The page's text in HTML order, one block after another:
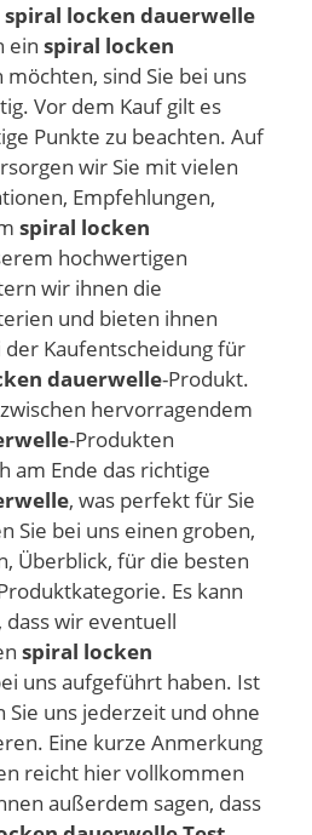
spiral locken dauerwelle
ein spiral locken
möchten, sind Sie bei uns
Vor dem Kauf gilt es
Punkte zu beachten. Auf
wir Sie mit vielen
Empfehlungen,
spiral locken
hochwertigen
wir ihnen die
und bieten ihnen
Kaufentscheidung für
dauerwelle-Produkt.
hervorragendem
-Produkten
am Ende das richtige
, was perfekt für Sie
Sie bei uns einen groben,
Überblick, für die besten
Es kann
wir eventuell
spiral locken
uns aufgeführt haben. Ist
Sie uns jederzeit und ohne
Eine kurze Anmerkung
reicht hier vollkommen
außerdem sagen, dass